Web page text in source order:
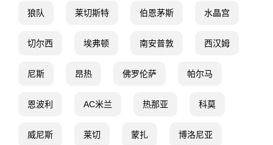
狼队 莱切斯特 伯恩茅斯 水晶宫
切尔西 埃弗顿 南安普敦 西汉姆
尼斯 昂热 佛罗伦萨 帕尔马
恩波利 AC米兰 热那亚 科莫
威尼斯 莱切 蒙扎 博洛尼亚